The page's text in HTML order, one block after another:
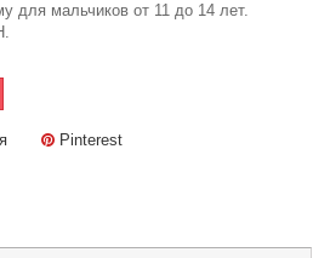
для мальчиков от 11 до 14 лет.
Pinterest